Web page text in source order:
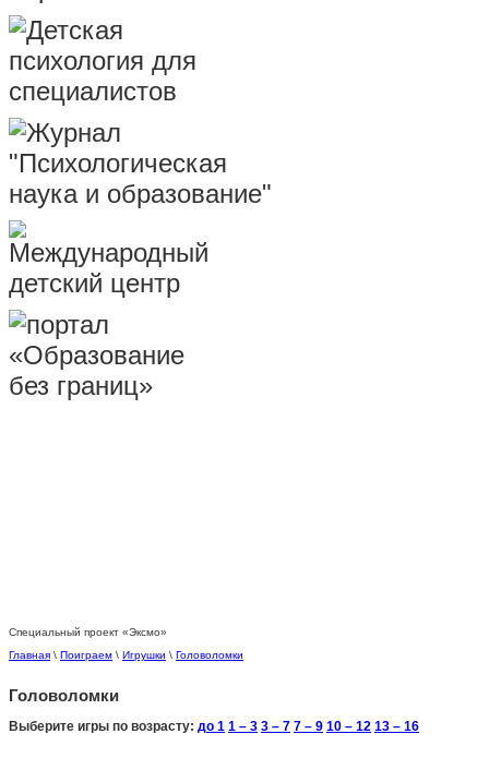
Специальный проект «Эксмо»
Главная \ Поиграем \ Игрушки \ Головоломки
Головоломки
Выберите игры по возрасту: до 1 1 – 3 3 – 7 7 – 9 10 – 12 13 – 16